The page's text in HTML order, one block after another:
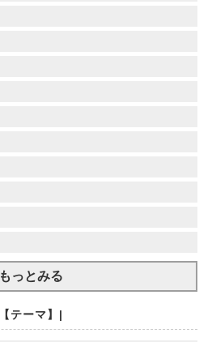
もっとみる
【テーマ】|